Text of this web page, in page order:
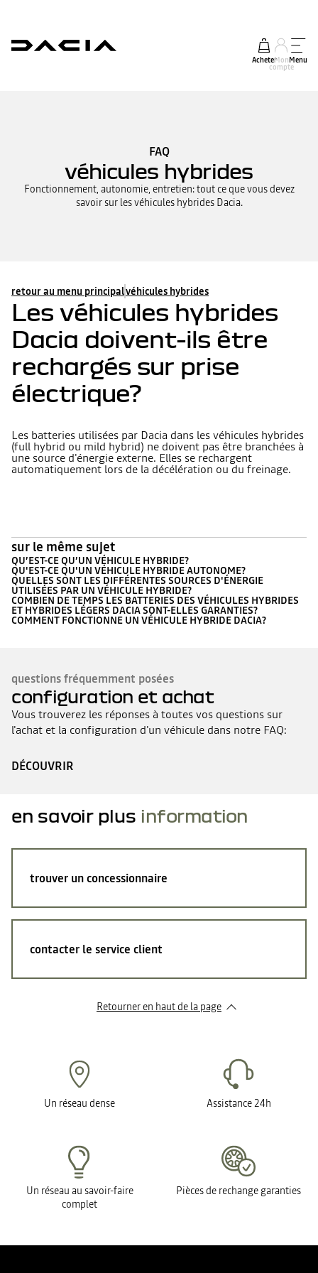
AcheterMon
compte
Menu
FAQ
véhicules hybrides
Fonctionnement, autonomie, entretien: tout ce que vous devez
savoir sur les véhicules hybrides Dacia.
retour au menu principalvéhicules hybrides
Les véhicules hybrides
Dacia doivent-ils être
rechargés sur prise
électrique?
Les batteries utilisées par Dacia dans les véhicules hybrides
(full hybrid ou mild hybrid) ne doivent pas être branchées à
une source d'énergie externe. Elles se rechargent
automatiquement lors de la décélération ou du freinage.
sur le même sujet
QU’EST-CE QU’UN VÉHICULE HYBRIDE?
QU'EST-CE QU'UN VÉHICULE HYBRIDE AUTONOME?
QUELLES SONT LES DIFFÉRENTES SOURCES D'ÉNERGIE
UTILISÉES PAR UN VÉHICULE HYBRIDE?
COMBIEN DE TEMPS LES BATTERIES DES VÉHICULES HYBRIDES
ET HYBRIDES LÉGERS DACIA SONT-ELLES GARANTIES?
COMMENT FONCTIONNE UN VÉHICULE HYBRIDE DACIA?
questions fréquemment posées
configuration et achat
Vous trouverez les réponses à toutes vos questions sur
l'achat et la configuration d'un véhicule dans notre FAQ:
DÉCOUVRIR
en savoir plus information
trouver un concessionnaire
contacter le service client
Retourner en haut de la page
Un réseau dense Assistance 24h
Un réseau au savoir-faire
complet
Pièces de rechange garanties